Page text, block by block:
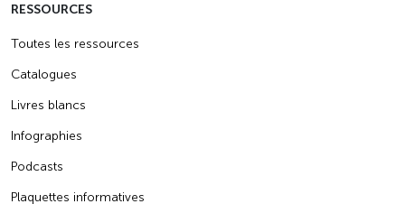
RESSOURCES
Toutes les ressources
Catalogues
Livres blancs
Infographies
Podcasts
Plaquettes informatives